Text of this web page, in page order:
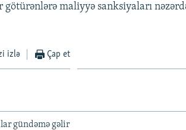
maliyyə sanksiyaları
izlə Çap et
gündəmə gəlir